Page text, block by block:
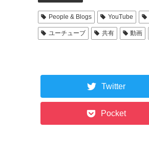
People & Blogs YouTube
ユーチューブ 共有 動画
Twitter
Pocket